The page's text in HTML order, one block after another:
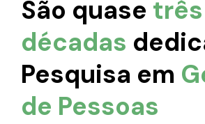
São quase três
décadas
Pesquisa em
de Pessoas